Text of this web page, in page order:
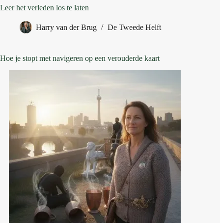
Leer het verleden los te laten
Harry van der Brug De Tweede Helft
Hoe je stopt met navigeren op een verouderde kaart